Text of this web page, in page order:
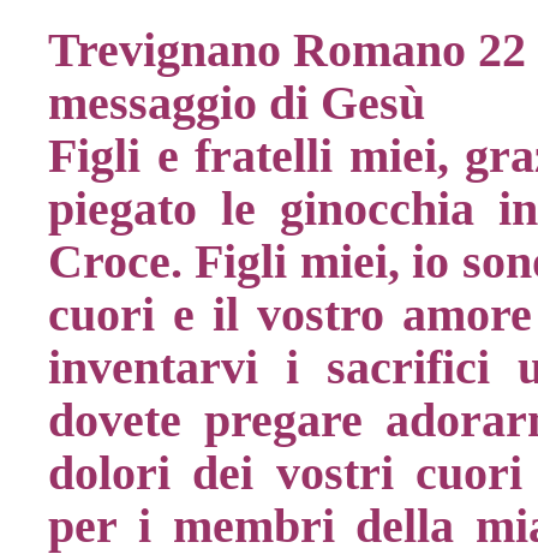
Trevignano Romano
messaggio di Gesù
Figli e fratelli miei,
piegato le ginocchia
Croce. Figli miei, io
cuori e il vostro
inventarvi i sacrifici
dovete pregare
dolori dei vostri cuori
per i membri della